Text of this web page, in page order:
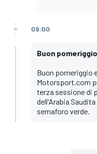
09:00
Buon
Buon pomeriggio
Motorsport.com
terza sessione di
dell'Arabia
semaforo verde.